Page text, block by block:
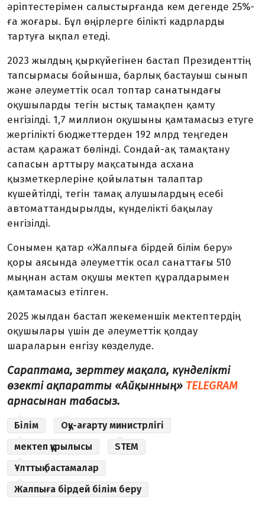
әріптестерімен салыстырғанда кем дегенде 25%-
ға жоғары. Бұл өңірлерге білікті кадрларды
тартуға ықпал етеді.
2023 жылдың қыркүйегінен бастап Президенттің
тапсырмасы бойынша, барлық бастауыш сынып
және әлеуметтік осал топтар санатындағы
оқушыларды тегін ыстық тамақпен қамту
енгізілді. 1,7 миллион оқушыны қамтамасыз етуге
жергілікті бюджеттерден 192 млрд теңгеден
астам қаражат бөлінді. Сондай-ақ тамақтану
сапасын арттыру мақсатында асхана
қызметкерлеріне қойылатын талаптар
күшейтілді, тегін тамақ алушылардың есебі
автоматтандырылды, күнделікті бақылау
енгізілді.
Сонымен қатар «Жалпыға бірдей білім беру»
қоры аясында әлеуметтік осал санаттағы 510
мыңнан астам оқушы мектеп құралдарымен
қамтамасыз етілген.
2025 жылдан бастап жекеменшік мектептердің
оқушылары үшін де әлеуметтік қолдау
шараларын енгізу көзделуде.
Сараптама, зерттеу мақала, күнделікті
өзекті ақпаратты «Айқынның» TELEGRAM
арнасынан табасыз.
Білім
Оқу-ағарту министрлігі
мектеп құрылысы
STEМ
Ұлттық бастамалар
Жалпыға бірдей білім беру